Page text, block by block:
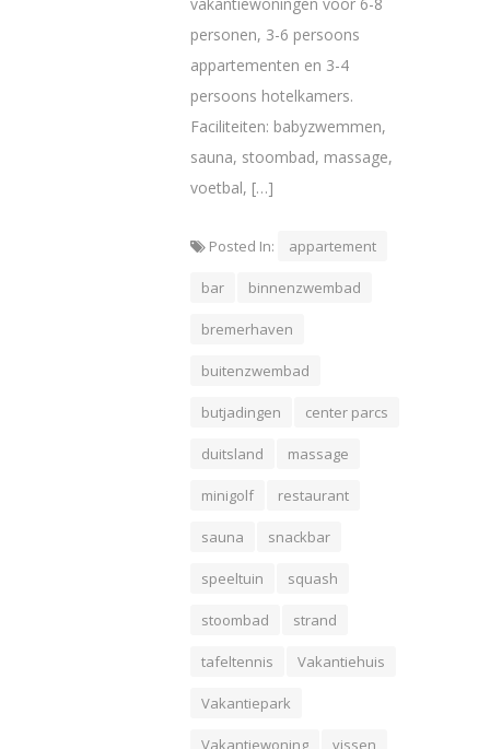
personen, 3-6 persoons
appartementen en 3-4
persoons hotelkamers.
Faciliteiten: babyzwemmen,
sauna, stoombad, massage,
voetbal, […]
Posted In: appartement
bar binnenzwembad
bremerhaven
buitenzwembad
butjadingen center parcs
duitsland massage
minigolf restaurant
sauna snackbar
speeltuin squash
stoombad strand
tafeltennis Vakantiehuis
Vakantiepark
Vakantiewoning vissen